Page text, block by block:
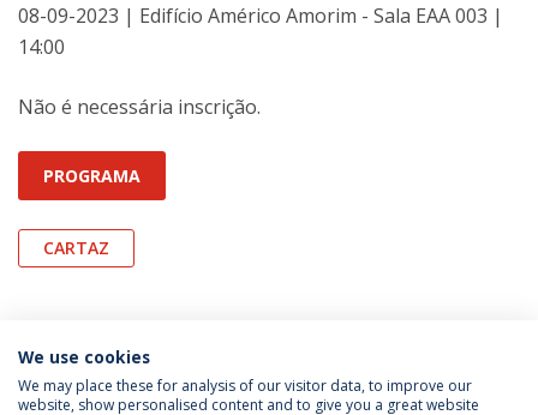
08-09-2023 | Edifício Américo Amorim - Sala EAA 003 |
14:00
Não é necessária inscrição.
PROGRAMA
CARTAZ
Centro de Estudos e Investigação em Direito
We use cookies
We may place these for analysis of our visitor data, to improve our
website, show personalised content and to give you a great website